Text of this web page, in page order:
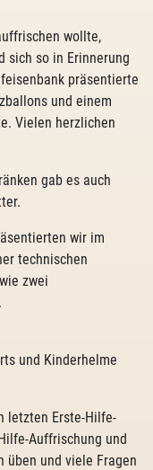
wollte,
sich so in Erinnerung
präsentierte
und einem
Vielen herzlichen
gab es auch
wir im
technischen
zwei
und Kinderhelme
letzten Erste-Hilfe-
Auffrischung und
üben und viele Fragen